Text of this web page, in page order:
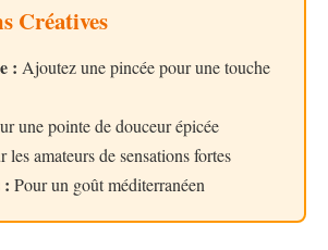
Créatives
: Ajoutez une pincée pour une touche
une pointe de douceur épicée
les amateurs de sensations fortes
: Pour un goût méditerranéen